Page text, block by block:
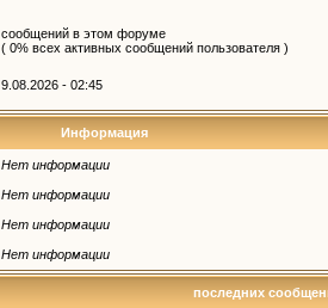
сообщений в этом форуме
( 0% всех активных сообщений пользователя )
9.08.2026 - 02:45
Информация
Нет информации
Нет информации
Нет информации
Нет информации
последних